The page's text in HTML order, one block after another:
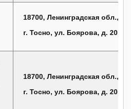
18700, Ленинградская обл.,
г. Тосно, ул. Боярова, д. 20
18700, Ленинградская обл.,
г. Тосно, ул. Боярова, д. 20